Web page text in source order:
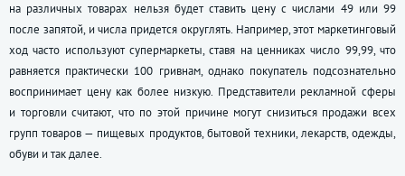
на различных товарах нельзя будет ставить цену с числами 49 или 99
после запятой, и числа придется округлять. Например, этот маркетинговый
ход часто используют супермаркеты, ставя на ценниках число 99,99, что
равняется практически 100 гривнам, однако покупатель подсознательно
воспринимает цену как более низкую. Представители рекламной сферы
и торговли считают, что по этой причине могут снизиться продажи всех
групп товаров — пищевых продуктов, бытовой техники, лекарств, одежды,
обуви и так далее.